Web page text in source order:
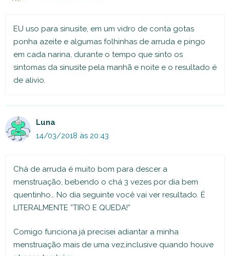
EU uso para sinusite, em um vidro de conta gotas
ponha azeite e algumas folhinhas de arruda e pingo
em cada narina, durante o tempo que sinto os
sintomas da sinusite pela manhã e noite e o resultado é
de alivio.
Luna
14/03/2018 às 20:43
Chá de arruda é muito bom para descer a
menstruação, bebendo o chá 3 vezes por dia bem
quentinho… No dia seguinte você vai ver resultado. É
LITERALMENTE ”TIRO E QUEDA!”
Comigo funciona já precisei adiantar a minha
menstruação mais de uma vez,inclusive quando houve